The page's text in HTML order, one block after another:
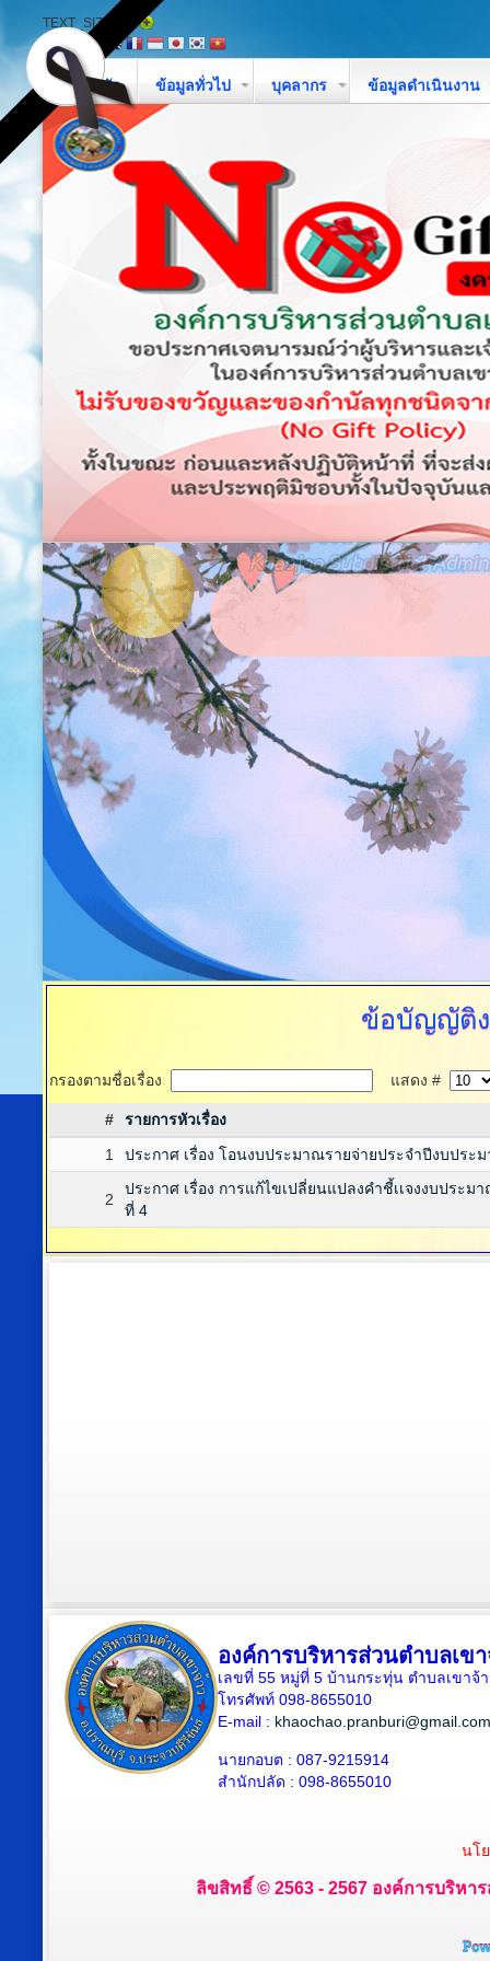
TEXT_SIZE
หน้าหลัก ข้อมูลทั่วไป บุคลากร ข้อมูลดำเนินงาน
ข้อบัญญัติง
กรองตามชื่อเรื่อง แสดง #
#
รายการหัวเรื่อง
1
ประกาศ เรื่อง โอนงบประมาณรายจ่ายประจำปีงบประ
2
ประกาศ เรื่อง การแก้ไขเปลี่ยนแปลงคำชี้เเจงงบประ
ที่ 4
องค์การบริหารส่วนตำบลเข
เลขที่ 55 หมู่ที่ 5 บ้านกระทุ่น ตำบลเขาจ้
โทรศัพท์ 098-8655010
E-mail : khaochao.pranburi@gmail.com
นายกอบต : 087-9215914
สำนักปลัด : 098-8655010
นโ
ลิขสิทธิ์ © 2563 - 2567 องค์การบริหา